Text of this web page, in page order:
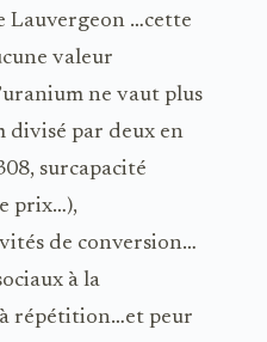
Lauvergeon …cette
valeur
ne vaut plus
divisé par deux en
surcapacité
prix…),
de conversion…
à la
répétition…et peur